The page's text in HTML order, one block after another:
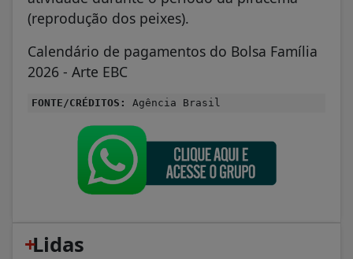
(reprodução dos peixes).
Calendário de pagamentos do Bolsa Família
2026 - Arte EBC
FONTE/CRÉDITOS: Agência Brasil
+
Lidas